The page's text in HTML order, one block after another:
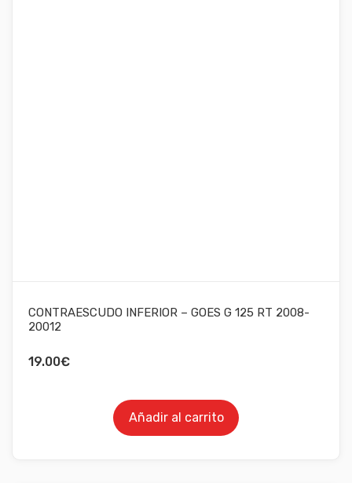
CONTRAESCUDO INFERIOR – GOES G 125 RT 2008-
20012
19.00€
Añadir al carrito